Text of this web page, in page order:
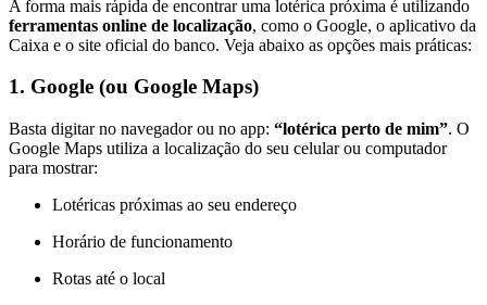
A forma mais rápida de encontrar uma lotérica próxima é utilizando
ferramentas online de localização, como o Google, o aplicativo da
Caixa e o site oficial do banco. Veja abaixo as opções mais práticas:
1. Google (ou Google Maps)
Basta digitar no navegador ou no app: “lotérica perto de mim”. O
Google Maps utiliza a localização do seu celular ou computador
para mostrar:
Lotéricas próximas ao seu endereço
Horário de funcionamento
Rotas até o local